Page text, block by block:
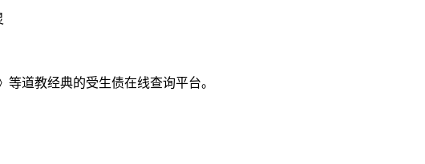
道教经典的受生债在线查询平台。